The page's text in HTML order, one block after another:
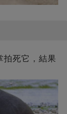
拍死它，結果